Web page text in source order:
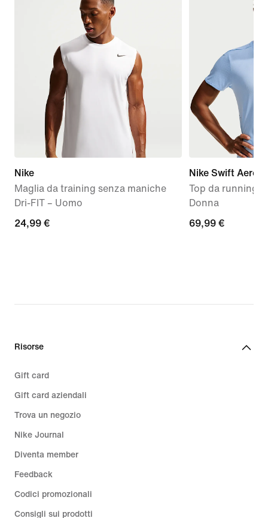
Nike
Maglia da training senza maniche
Dri-FIT – Uomo
24,99
24,99 €
Nike Swift Aero-
Top da running
Donna
69,99
69,99 €
Risorse
Gift card
Gift card aziendali
Trova un negozio
Nike Journal
Diventa member
Feedback
Codici promozionali
Consigli sui prodotti